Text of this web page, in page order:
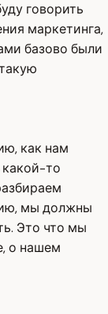
говорить
маркетинга,
базово были
как нам
какой-то
мы должны
Это что мы
о нашем